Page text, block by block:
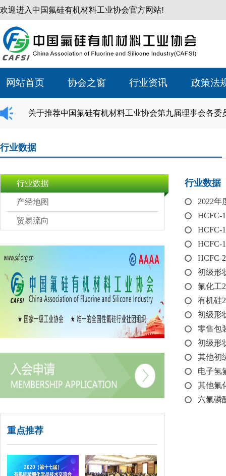
欢迎进入中国氟硅有机材料工业协会官方网站!
网站首页 协会之窗 行业资讯 政策法
关于推荐中国氟硅有机材料工业协会第九届理事会各委
行业数据
行业数据
产经地图
贸易流向
重点推荐
行业数据
2022年
HCFC-
HCFC-
HCFC-
HCFC-
初级形
氟化工
有机硅
初级形
零售包
初级形
其他初
电子氢
其他氟
六氟磷